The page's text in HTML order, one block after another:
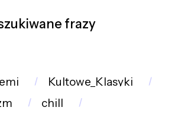
frazy
Kultowe_Klasyki
chill